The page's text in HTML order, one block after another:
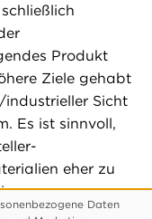
Produkt
Ziele gehabt
Sicht
Es ist sinnvoll,
eher zu
wird in den
Daten